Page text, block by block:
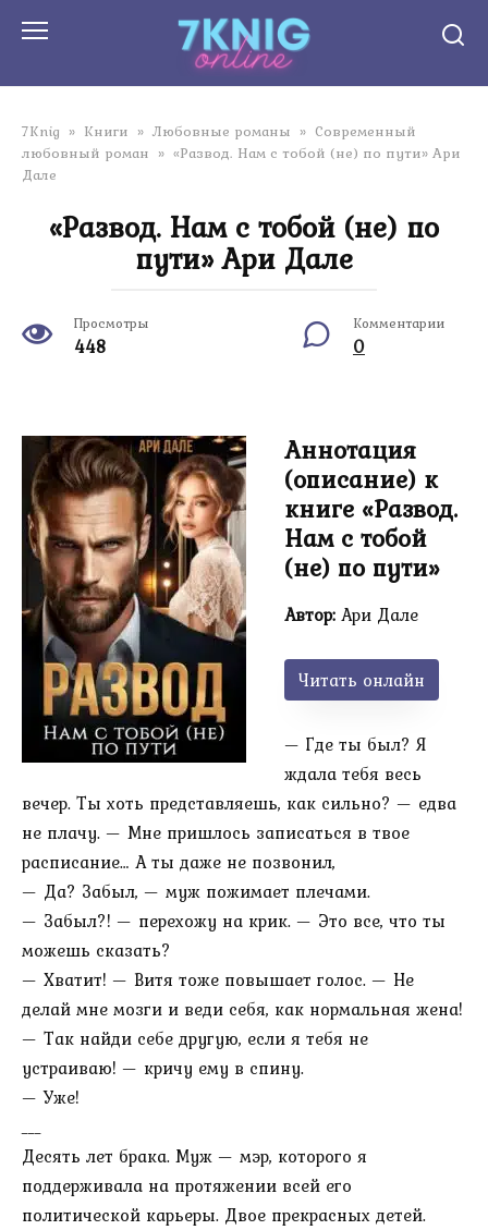
7Knig » Книги » Любовные романы » Современный
любовный роман » «Развод. Нам с тобой (не) по пути» Ари
Дале
«Развод. Нам с тобой (не) по
пути» Ари Дале
Просмотры
448
Комментарии
0
Аннотация
(описание) к
книге «Развод.
Нам с тобой
(не) по пути»
Автор:Ари Дале
Читать онлайн
— Где ты был? Я
ждала тебя весь
вечер. Ты хоть представляешь, как сильно? — едва
не плачу. — Мне пришлось записаться в твое
расписание… А ты даже не позвонил,
— Да? Забыл, — муж пожимает плечами.
— Забыл?! — перехожу на крик. — Это все, что ты
можешь сказать?
— Хватит! — Витя тоже повышает голос. — Не
делай мне мозги и веди себя, как нормальная жена!
— Так найди себе другую, если я тебя не
устраиваю! — кричу ему в спину.
— Уже!
___
Десять лет брака. Муж — мэр, которого я
поддерживала на протяжении всей его
политической карьеры. Двое прекрасных детей.